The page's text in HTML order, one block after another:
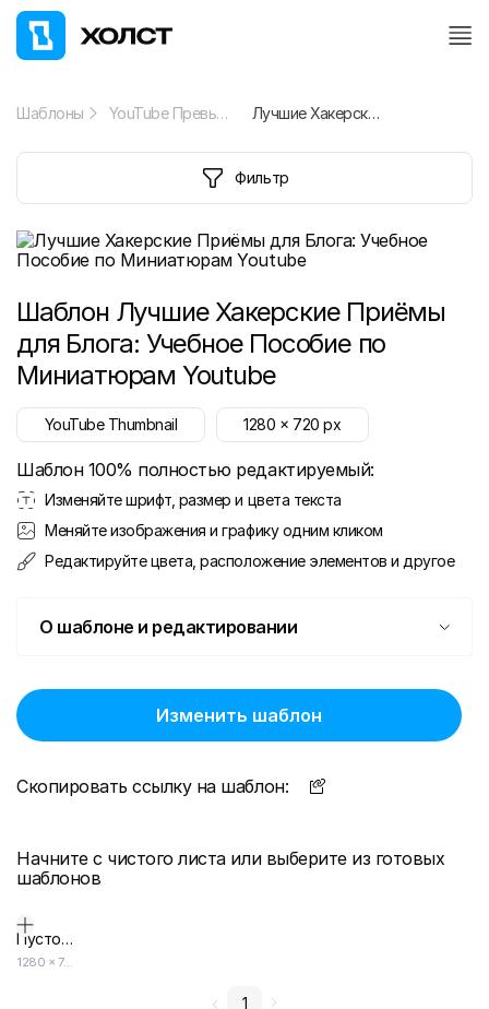
Шаблоны YouTube Превью Лучшие Хакерские Приёмы для Блога: Учебное Пособие по Миниатюрам Youtube
Фильтр
Шаблон Лучшие Хакерские Приёмы
для Блога: Учебное Пособие по
Миниатюрам Youtube
YouTube Thumbnail 1280 x 720 px
Шаблон 100% полностью редактируемый:
Изменяйте шрифт, размер и цвета текста
Меняйте изображения и графику одним кликом
Редактируйте цвета, расположение элементов и другое
О шаблоне и редактировании
Изменить шаблон
Скопировать ссылку на шаблон:
Начните с чистого листа или выберите из готовых
шаблонов
Пустой дизайн-макет
1280 × 720
1